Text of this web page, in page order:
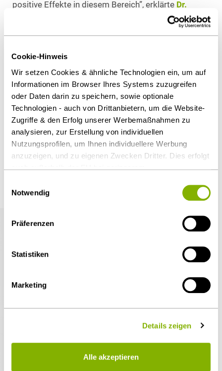
Cookie-Hinweis
Wir setzen Cookies & ähnliche Technologien ein, um auf
Informationen im Browser Ihres Systems zuzugreifen
oder Daten darin zu speichern, sowie optionale
Technologien - auch von Drittanbietern, um die Website-
Zugriffe & den Erfolg unserer Werbemaßnahmen zu
analysieren, zur Erstellung von individuellen
Nutzungsprofilen, um Ihnen individuellere Werbung
anzuzeigen, und zu eigenen Zwecken Dritter. Dies erfolgt
auch außerhalb der EU bei geringerem
Regelungen das Risiko des staatlichen Zugriffs &
auszuschließen ist. Sie können Ihre Einwilligung jederzeit
über dieCookie-Einstellungen
widerrufen oder ändern.
Notwendig
Präferenzen
Statistiken
Marketing
Details zeigen
Alle akzeptieren
positive Effekte in diesem Bereich”, erklärte Dr.
, Seniorpartner des Kölner
Als PDF herunterladen
Diesen Artikel teilen
Weitere Artikel